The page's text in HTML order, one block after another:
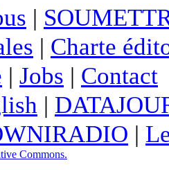
|
| Charte
| Jobs | Contact
|
|
Commons.